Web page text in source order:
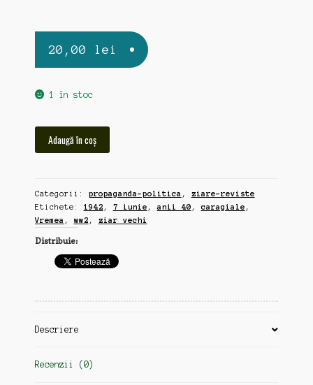
20,00 lei
1 în stoc
Vremea,
ww2,
7
iunie
1942,
de
moartea
Caragiale
Adaugă în coș
Categorii: propaganda-politica , ziare-reviste
Etichete: 1942 , 7 iunie ,anii 40 ,caragiale ,
Vremea ,ww2 , ziar vechi
Distribuie:
Descriere
Recenzii (0)